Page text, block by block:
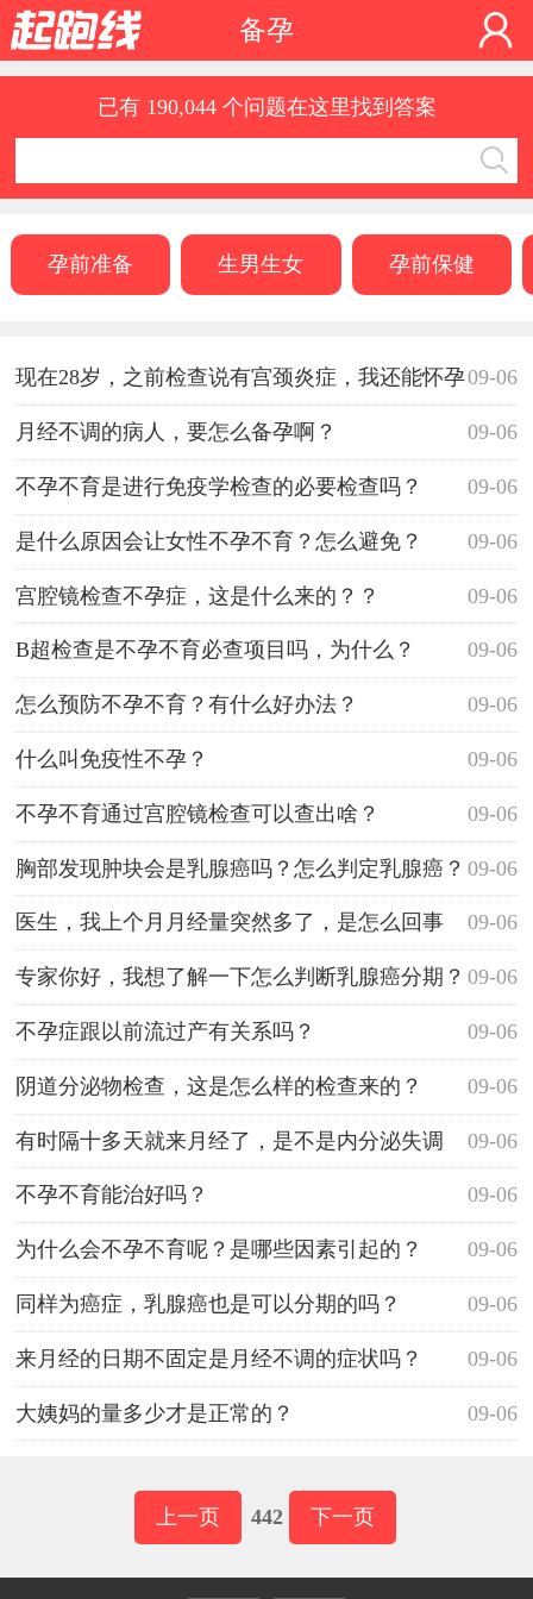
备孕
已有 190,044 个问题在这里找到答案
孕前准备 生男生女 孕前保健
09-06
现在28岁，之前检查说有宫颈炎症，我还能怀孕
吗？？ 09-06
月经不调的病人，要怎么备孕啊？
09-06
不孕不育是进行免疫学检查的必要检查吗？
09-06
是什么原因会让女性不孕不育？怎么避免？
09-06
宫腔镜检查不孕症，这是什么来的？？
09-06
B超检查是不孕不育必查项目吗，为什么？
09-06
怎么预防不孕不育？有什么好办法？
09-06
什么叫免疫性不孕？
09-06
不孕不育通过宫腔镜检查可以查出啥？
09-06
胸部发现肿块会是乳腺癌吗？怎么判定乳腺癌？
09-06
医生，我上个月月经量突然多了，是怎么回事
呢？？ 09-06
专家你好，我想了解一下怎么判断乳腺癌分期？
09-06
不孕症跟以前流过产有关系吗？
09-06
阴道分泌物检查，这是怎么样的检查来的？
09-06
有时隔十多天就来月经了，是不是内分泌失调
啊？ 09-06
不孕不育能治好吗？
09-06
为什么会不孕不育呢？是哪些因素引起的？
09-06
同样为癌症，乳腺癌也是可以分期的吗？
09-06
来月经的日期不固定是月经不调的症状吗？
09-06
大姨妈的量多少才是正常的？
上一页 442 下一页